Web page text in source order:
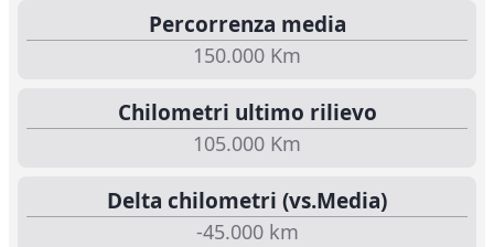
Percorrenza media
150.000 Km
Chilometri ultimo rilievo
105.000 Km
Delta chilometri (vs.Media)
-45.000 km